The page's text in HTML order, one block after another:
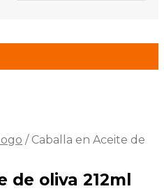
/Caballa en Aceite de
de oliva 212ml